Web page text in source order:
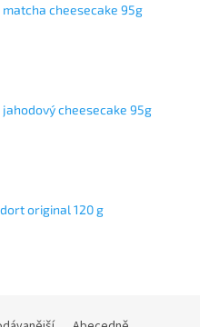
cheesecake 95g
cheesecake 95g
original 120 g